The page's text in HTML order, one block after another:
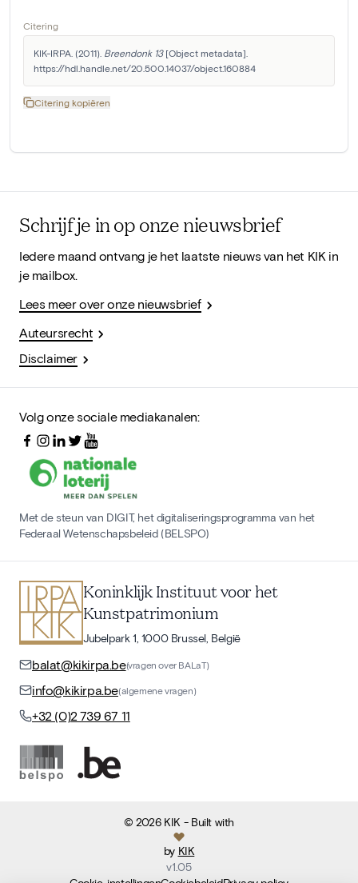
Citering
KIK-IRPA. (2011). Breendonk 13 [Object metadata].
https://hdl.handle.net/20.500.14037/object.160884
Citering kopiëren
Schrijf je in op onze nieuwsbrief
Iedere maand ontvang je het laatste nieuws van het KIK in
je mailbox.
Lees meer over onze nieuwsbrief
Auteursrecht
Disclaimer
Volg onze sociale mediakanalen:
Met de steun van DIGIT, het digitaliseringsprogramma van het
Federaal Wetenschapsbeleid (BELSPO)
Koninklijk Instituut voor het
Kunstpatrimonium
Jubelpark 1, 1000 Brussel, België
balat@kikirpa.be(vragen over BALaT)
info@kikirpa.be(algemene vragen)
+32 (0)2 739 67 11
©2026 KIK - Built with
by KIK
v1.05